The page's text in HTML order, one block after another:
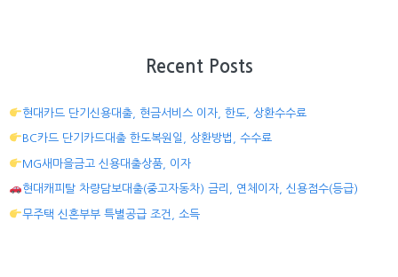
Recent Posts
현대카드 단기신용대출, 현금서비스 이자, 한도, 상환수수료
BC카드 단기카드대출 한도복원일, 상환방법, 수수료
MG새마을금고 신용대출상품, 이자
현대캐피탈 차량담보대출(중고자동차) 금리, 연체이자, 신용점수(등급)
무주택 신혼부부 특별공급 조건, 소득